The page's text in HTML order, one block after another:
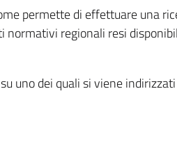
permette di effettuare una
regionali resi
uno dei quali si viene